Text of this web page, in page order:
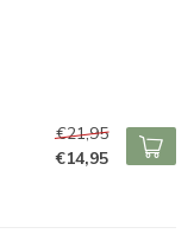
€21,95
€14,95